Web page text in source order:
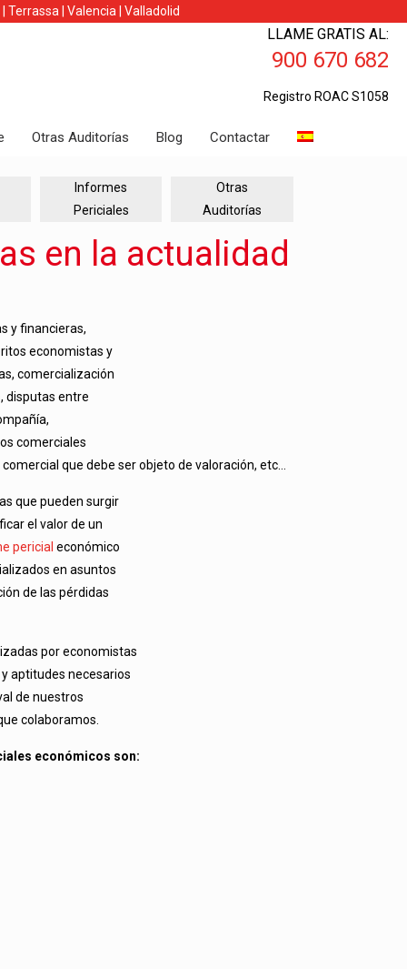
Terrassa Valencia Valladolid
Otras Auditorías Blog Contactar
LLAME GRATIS AL:
900 670 682
Registro ROAC S1058
Informes
Periciales
Otras
Auditorías
en la actualidad
y financieras,
economistas y
comercialización
disputas entre
comerciales
que debe ser objeto de valoración, etc…
que pueden surgir
el valor de un
pericial económico
en asuntos
de las pérdidas
por economistas
aptitudes necesarios
de nuestros
colaboramos.
económicos son: